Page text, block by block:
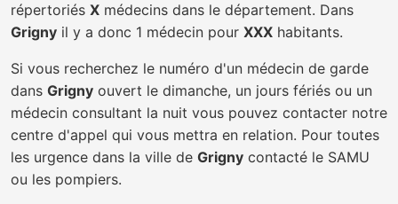
répertoriés X médecins dans le département. Dans
Grigny il y a donc 1 médecin pour XXX habitants.
Si vous recherchez le numéro d'un médecin de garde
dans Grigny ouvert le dimanche, un jours fériés ou un
médecin consultant la nuit vous pouvez contacter notre
centre d'appel qui vous mettra en relation. Pour toutes
les urgence dans la ville de Grigny contacté le SAMU
ou les pompiers.